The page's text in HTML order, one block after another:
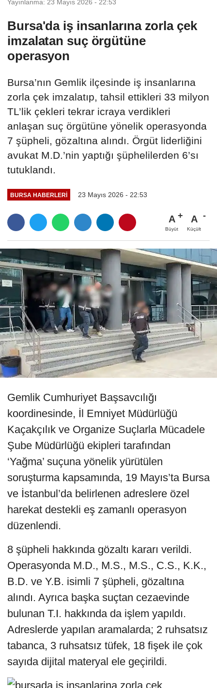
Yayınlanma: 23 Mayıs 2026 - 22:53
Bursa'da iş insanlarına zorla çek
imzalatan suç örgütüne
operasyon
Bursa’nın Gemlik ilçesinde iş insanlarına
zorla çek imzalatıp, tahsil ettikleri 33 milyon
TL’lik çekleri tekrar icraya verdikleri
anlaşan suç örgütüne yönelik operasyonda
7 şüpheli, gözaltına alındı. Örgüt liderliğini
avukat M.D.’nin yaptığı şüphelilerden 6’sı
tutuklandı.
BURSA HABERLERI 23 Mayıs 2026 - 22:53
A
Büyüt
A
Küçült
Gemlik Cumhuriyet Başsavcılığı
koordinesinde, İl Emniyet Müdürlüğü
Kaçakçılık ve Organize Suçlarla Mücadele
Şube Müdürlüğü ekipleri tarafından
‘Yağma’ suçuna yönelik yürütülen
soruşturma kapsamında, 19 Mayıs’ta Bursa
ve İstanbul’da belirlenen adreslere özel
harekat destekli eş zamanlı operasyon
düzenlendi.
8 şüpheli hakkında gözaltı kararı verildi.
Operasyonda M.D., M.S., M.S., C.S., K.K.,
B.D. ve Y.B. isimli 7 şüpheli, gözaltına
alındı. Ayrıca başka suçtan cezaevinde
bulunan T.I. hakkında da işlem yapıldı.
Adreslerde yapılan aramalarda; 2 ruhsatsız
tabanca, 3 ruhsatsız tüfek, 18 fişek ile çok
sayıda dijital materyal ele geçirildi.